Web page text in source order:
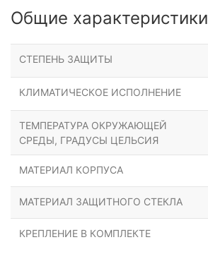
Общие характеристики
СТЕПЕНЬ ЗАЩИТЫ
КЛИМАТИЧЕСКОЕ ИСПОЛНЕНИЕ
ТЕМПЕРАТУРА ОКРУЖАЮЩЕЙ
СРЕДЫ, ГРАДУСЫ ЦЕЛЬСИЯ
МАТЕРИАЛ КОРПУСА
МАТЕРИАЛ ЗАЩИТНОГО СТЕКЛА
КРЕПЛЕНИЕ В КОМПЛЕКТЕ